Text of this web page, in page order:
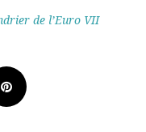
de l’Euro VII
Pinterest